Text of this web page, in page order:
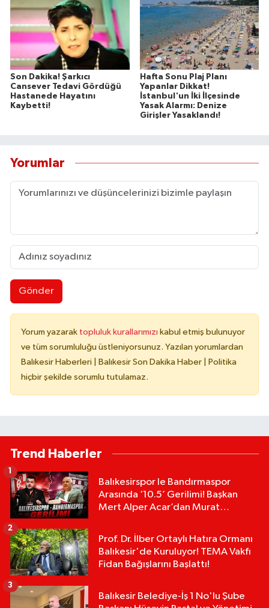
Son Dakika! Şarkıcı
Cansever Tedavi Gördüğü
Hastanede Hayatını
Kaybetti!
Hafta Sonu Plaj Planı
Yapanlar Dikkat!
İstanbul'un İki İlçesinde
Yasak Alarmı: Denize
Girişler Yasaklandı!
Yorumlar
Gönder
Yorum yazarak topluluk kurallarımızı kabul etmiş bulunuyor
ve tüm sorumluluğu üstleniyorsunuz. Yazılan yorumlardan
Balıkesir Haberleri | Balıkesir Son Dakika Haber | Politika
hiçbir şekilde sorumlu tutulamaz.
Trend Haberler
Balıkesirspor le Bandırmaspor
Arasında ‘10.5’ Gerilimi! Başkan
Mert Alper Acar’dan Murat
1
Prof. Dr. İlber Ortaylı Hatıra Ormanı
Balıkesir'de Kuruluyor! TEMA Vakfı
Fidan Bağışlarını Başlattı!
2
Balıkesir Belediye-İş 1 No'lu Şube
3